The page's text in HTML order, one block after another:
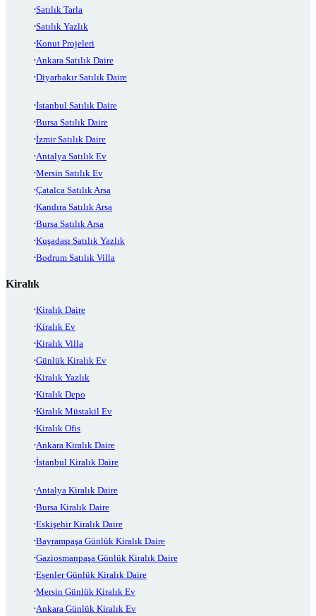
Satılık Tarla
Satılık Yazlık
Konut Projeleri
Ankara Satılık Daire
Diyarbakır Satılık Daire
İstanbul Satılık Daire
Bursa Satılık Daire
İzmir Satılık Daire
Antalya Satılık Ev
Mersin Satılık Ev
Çatalca Satılık Arsa
Kandıra Satılık Arsa
Bursa Satılık Arsa
Kuşadası Satılık Yazlık
Bodrum Satılık Villa
Kiralık
Kiralık Daire
Kiralık Ev
Kiralık Villa
Günlük Kiralık Ev
Kiralık Yazlık
Kiralık Depo
Kiralık Müstakil Ev
Kiralık Ofis
Ankara Kiralık Daire
İstanbul Kiralık Daire
Antalya Kiralık Daire
Bursa Kiralık Daire
Eskişehir Kiralık Daire
Bayrampaşa Günlük Kiralık Daire
Gaziosmanpaşa Günlük Kiralık Daire
Esenler Günlük Kiralık Daire
Mersin Günlük Kiralık Ev
Ankara Günlük Kiralık Ev